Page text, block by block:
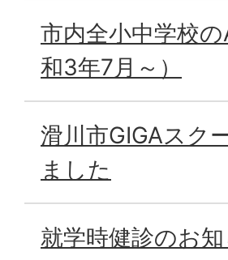
市内全小中学校
和3年7月～）
滑川市GIGAスク
ました
就学時健診のお